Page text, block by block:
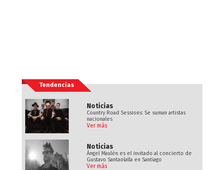
Tendencias
Noticias
Country Road Sessions: Se suman artistas
nacionales
Ver más
Noticias
Ángel Maulén es el invitado al concierto de
Gustavo Santaolalla en Santiago
Ver más